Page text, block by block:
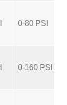
0-80 PSI
0-160 PSI